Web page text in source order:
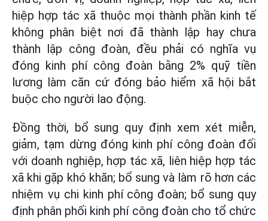
hiệp hợp tác xã thuộc mọi thành phần kinh tế
không phân biệt nơi đã thành lập hay chưa
thành lập công đoàn, đều phải có nghĩa vụ
đóng kinh phí công đoàn bằng 2% quỹ tiền
lương làm căn cứ đóng bảo hiểm xã hội bắt
buộc cho người lao động.
Đồng thời, bổ sung quy định xem xét miễn,
giảm, tạm dừng đóng kinh phí công đoàn đối
với doanh nghiệp, hợp tác xã, liên hiệp hợp tác
xã khi gặp khó khăn; bổ sung và làm rõ hơn các
nhiệm vụ chi kinh phí công đoàn; bổ sung quy
định phân phối kinh phí công đoàn cho tổ chức